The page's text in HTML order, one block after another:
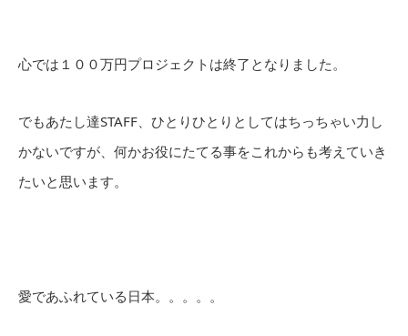
心では１００万円プロジェクトは終了となりました。
でもあたし達STAFF、ひとりひとりとしてはちっちゃい力し
かないですが、何かお役にたてる事をこれからも考えていき
たいと思います。
愛であふれている日本。。。。。